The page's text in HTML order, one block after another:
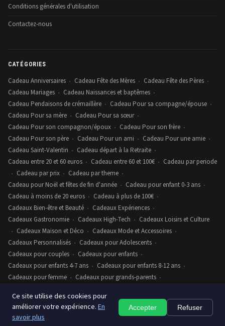
Conditions générales d'utilisation
Contactez-nous
CATÉGORIES
Cadeau Anniversaires • Cadeau Fête des Mères • Cadeau Fête des Pères •
Cadeau Mariages • Cadeau Naissances et baptêmes •
Cadeau Pendaisons de crémaillère • Cadeau Pour sa compagne/épouse •
Cadeau Pour sa mère • Cadeau Pour sa sœur •
Cadeau Pour son compagnon/époux • Cadeau Pour son frère •
Cadeau Pour son père • Cadeau Pour un ami • Cadeau Pour une amie •
Cadeau Saint-Valentin • Cadeau départ à la Retraite •
Cadeau entre 20 et 60 euros • Cadeau entre 60 et 100€ • Cadeau par periode
• Cadeau par prix • Cadeau par theme •
Cadeau pour Noël et fêtes de fin d'année • Cadeau pour enfant 0-3 ans •
Cadeau à moins de 20 euros • Cadeau à plus de 100€ •
Cadeaux Bien-être et Beauté • Cadeaux Expériences •
Cadeaux Gastronomie • Cadeaux High-Tech • Cadeaux Loisirs et Culture
• Cadeaux Maison et Déco • Cadeaux Mode et Accessoires •
Cadeaux Personnalisés • Cadeaux pour Adolescents •
Cadeaux pour couples • Cadeaux pour enfants •
Cadeaux pour enfants 4-7 ans • Cadeaux pour enfants 8-12 ans •
Cadeaux pour femme • Cadeaux pour grands-parents •
© 2026 luxecadeau.fr. Tous droits réservés.
Ce site utilise des cookies pour
améliorer votre expérience. En
savoir plus
Accepter Refuser